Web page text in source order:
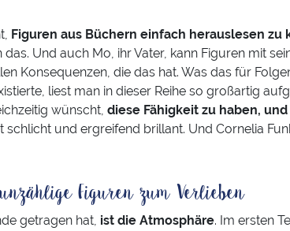
Figuren aus Büchern einfach herauslesen zu
Und auch Mo, ihr Vater, kann Figuren mit
Konsequenzen, die das hat. Was das für
liest man in dieser Reihe so großartig
wünscht, diese Fähigkeit zu haben,
schlicht und ergreifend brillant. Und Cornelia
Figuren zum Verlieben
getragen hat, ist die Atmosphäre. Im ersten